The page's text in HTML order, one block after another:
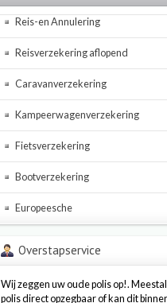
Reis-en Annulering
Reisverzekering aflopend
Caravanverzekering
Kampeerwagenverzekering
Fietsverzekering
Bootverzekering
Europeesche
Overstapservice
Wij zeggen uw oude polis op!.
polis direct opzegbaar of kan dit